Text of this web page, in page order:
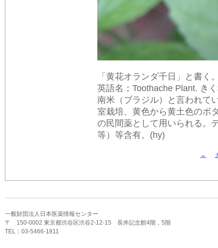
「黄花オランダ千日」と書
英語名；Toothache Plant. き
南米（ブラジル）と言われて
室栽培、黄色から黄土色のボ
の民間薬として用いられる。
等）等含有。(hy)
←
一般財団法人日本医薬情報センター
〒 150-0002 東京都渋谷区渋谷2-12-15 長井記念館4階，5階
TEL：03-5466-1811